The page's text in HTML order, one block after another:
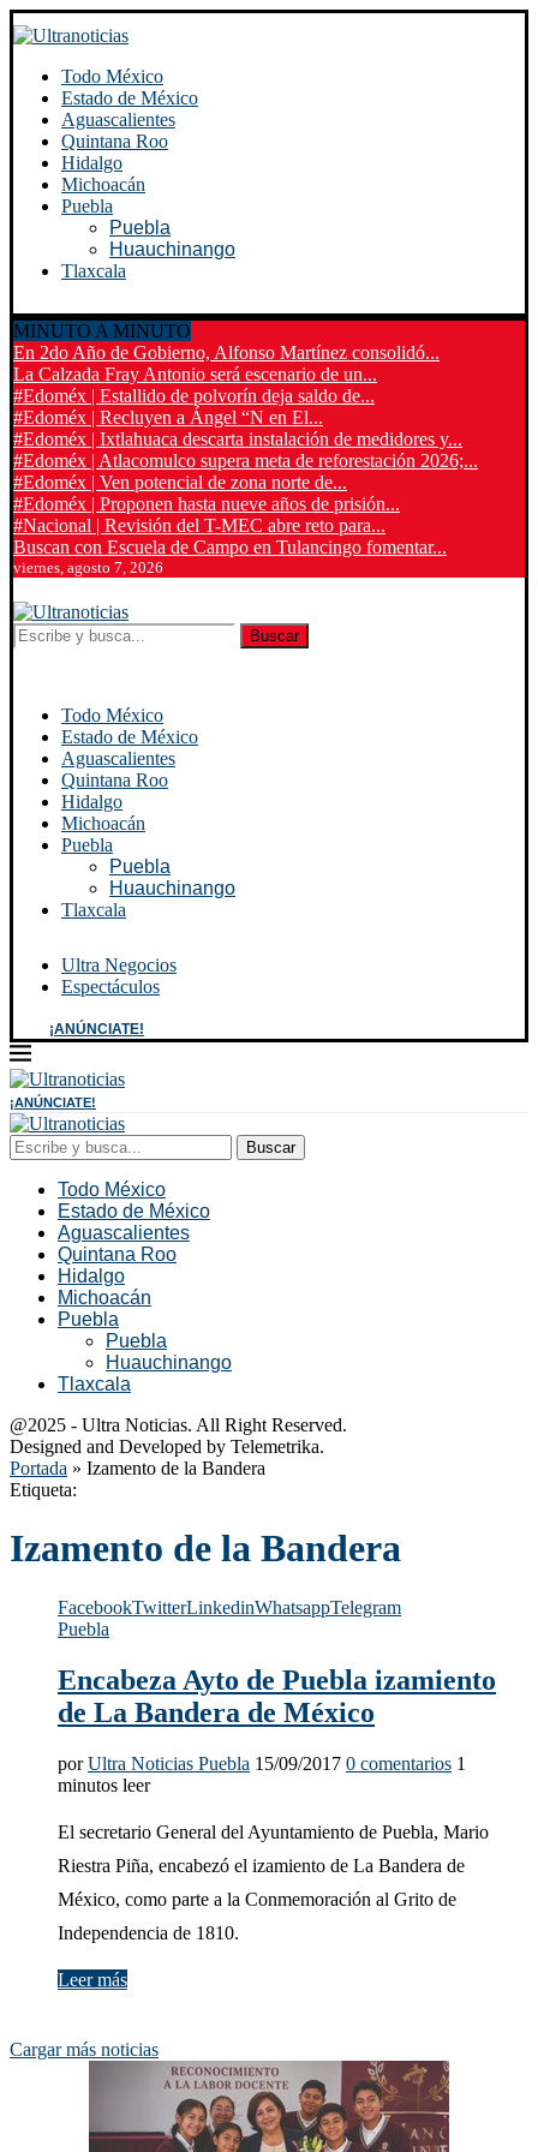
Todo México
Estado de México
Aguascalientes
Quintana Roo
Hidalgo
Michoacán
Puebla
Puebla
Huauchinango
Tlaxcala
MINUTO A MINUTO
En 2do Año de Gobierno, Alfonso Martínez consolidó...
La Calzada Fray Antonio será escenario de un...
#Edoméx | Estallido de polvorín deja saldo de...
#Edoméx | Recluyen a Ángel “N en El...
#Edoméx | Ixtlahuaca descarta instalación de medidores y...
#Edoméx | Atlacomulco supera meta de reforestación 2026;...
#Edoméx | Ven potencial de zona norte de...
#Edoméx | Proponen hasta nueve años de prisión...
#Nacional | Revisión del T-MEC abre reto para...
Buscan con Escuela de Campo en Tulancingo fomentar...
viernes, agosto 7, 2026
Buscar
Todo México
Estado de México
Aguascalientes
Quintana Roo
Hidalgo
Michoacán
Puebla
Puebla
Huauchinango
Tlaxcala
Ultra Negocios
Espectáculos
¡ANÚNCIATE!
¡ANÚNCIATE!
Buscar
Todo México
Estado de México
Aguascalientes
Quintana Roo
Hidalgo
Michoacán
Puebla
Puebla
Huauchinango
Tlaxcala
@2025 - Ultra Noticias. All Right Reserved.
Designed and Developed by Telemetrika.
Portada » Izamento de la Bandera
Etiqueta:
Izamento de la Bandera
FacebookTwitterLinkedinWhatsappTelegram
Puebla
Encabeza Ayto de Puebla izamiento
de La Bandera de México
porUltra Noticias Puebla 15/09/2017 0 comentarios 1
minutos leer
El secretario General del Ayuntamiento de Puebla, Mario
Riestra Piña, encabezó el izamiento de La Bandera de
México, como parte a la Conmemoración al Grito de
Independencia de 1810.
Leer más
Cargar más noticias